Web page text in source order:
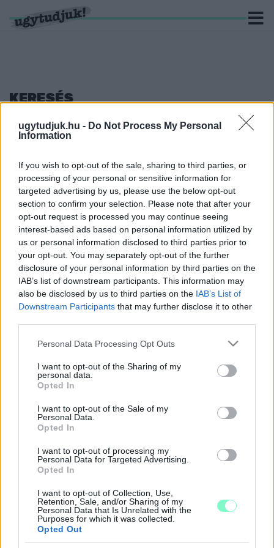
ugytudjuk.hu - Do Not Process My Personal
Information
If you wish to opt-out of the sale, sharing to third parties, or
processing of your personal or sensitive information for
targeted advertising by us, please use the below opt-out
section to confirm your selection. Please note that after your
opt-out request is processed you may continue seeing
interest-based ads based on personal information utilized by
us or personal information disclosed to third parties prior to
your opt-out. You may separately opt-out of the further
disclosure of your personal information by third parties on the
IAB’s list of downstream participants. This information may
also be disclosed by us to third parties on the IAB’s List of
Downstream Participants that may further disclose it to other
Please note that this website/app uses one or more Google
not limited to your visit or usage behaviour. You may click to
grant or deny consent to Google and its third-party tags to
use your data for below specified purposes in below Google
consent section.
Personal Data Processing Opt Outs
I want to opt-out of the Sharing of my
personal data.
Opted In
I want to opt-out of the Sale of my
Personal Data.
Opted In
I want to opt-out of processing my
Personal Data for Targeted Advertising.
Opted In
I want to opt-out of Collection, Use,
Retention, Sale, and/or Sharing of my
Personal Data that Is Unrelated with the
Purposes for which it was collected.
Opted Out
KERESÉS
137 hír találató a(z) "csalás" cimkével ellátva.
EGY NAGYKANIZSAI FÉRFI
2019. február. 20. 16:59
Alig néhány százezer forintot fizetett csak vissza.
PLÁGIUM A DALBAN, KIZÁRTAK EGY
VERSENYZŐT!
2019. február. 18. 11:04
Cikkünkben mindkét dalt meghallgathatod.
52 VÁDLOTT AZ ELKÉPESZTŐ SZOMBATHELYI
ÜGYBEN: ORVOSNAK ADTÁK KI MAGUKAT,
HOGY ALVÁSGARNITÚRÁT ÉS LÁGYLÉZER
KARÓRÁT TUKMÁLJANAK IDŐS EMBEREKNEK
2018. december. 03. 08:13
Többszáz idős emberrel hitették el, hogy súlyos beteg, összesen
KÉT KÖRÖZÖTT KÖRMENDI FÉRFIT IS
ELKAPTAK A RENDŐRÖK KEDDEN
Ez egy ilyen nap volt.
NEM ÁRT VIGYÁZNI, CSALÓK ÉLNEK VISSZA E-
2018. november. 07. 14:39
Személyes adatokat próbálnak megszerezni.
A MAGYAR NEMZETI BANK NEVÉVEL
VISSZAÉLVE KÜLDTEK LEVELEKET
ÜGYFELEKNEK AZ ADATHALÁSZOK
2018. október. 24. 14:52
Banki azonosítókat és pénzt próbálnak kicsalni.